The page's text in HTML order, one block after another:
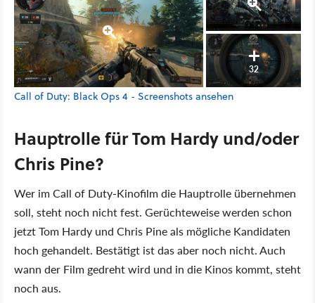
32
Call of Duty: Black Ops 4 - Screenshots ansehen
Hauptrolle für Tom Hardy und/oder
Chris Pine?
Wer im Call of Duty-Kinofilm die Hauptrolle übernehmen
soll, steht noch nicht fest. Gerüchteweise werden schon
jetzt Tom Hardy und Chris Pine als mögliche Kandidaten
hoch gehandelt. Bestätigt ist das aber noch nicht. Auch
wann der Film gedreht wird und in die Kinos kommt, steht
noch aus.